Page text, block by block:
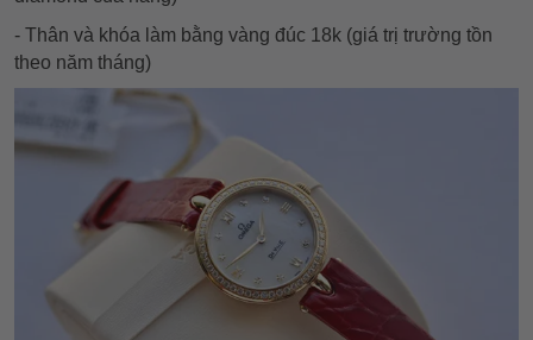
- Thân và khóa làm bằng vàng đúc 18k (giá trị trường tồn
theo năm tháng)